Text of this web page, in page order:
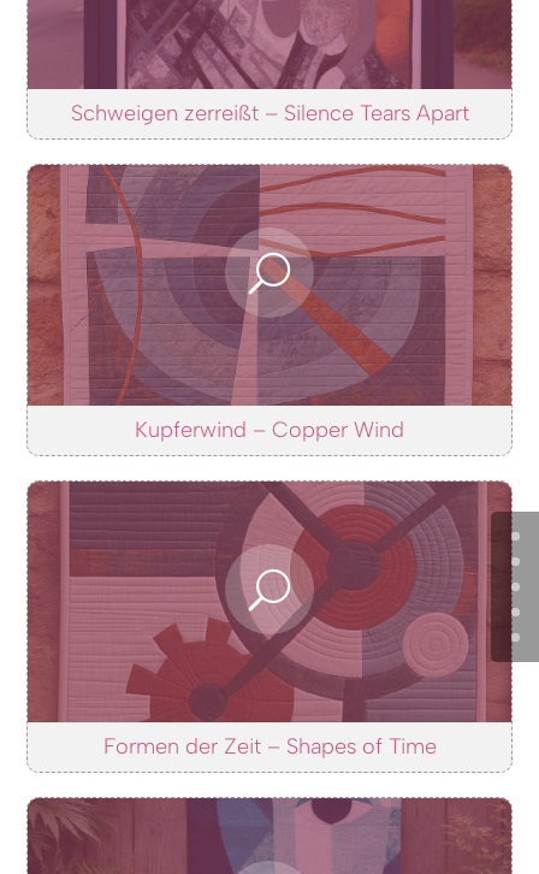
Schweigen zerreißt – Silence Tears Apart
Kupferwind – Copper Wind
Formen der Zeit – Shapes of Time